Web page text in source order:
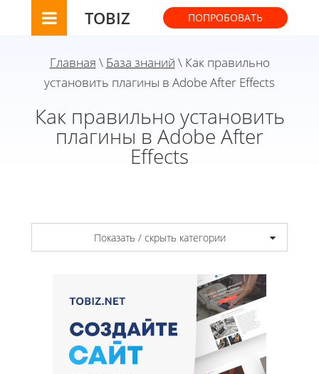
TOBIZ ПОПРОБОВАТЬ
Главная \ База знаний \ Как правильно
установить плагины в Adobe After Effects
Как правильно установить
плагины в Adobe After
Effects
Показать / скрыть категории